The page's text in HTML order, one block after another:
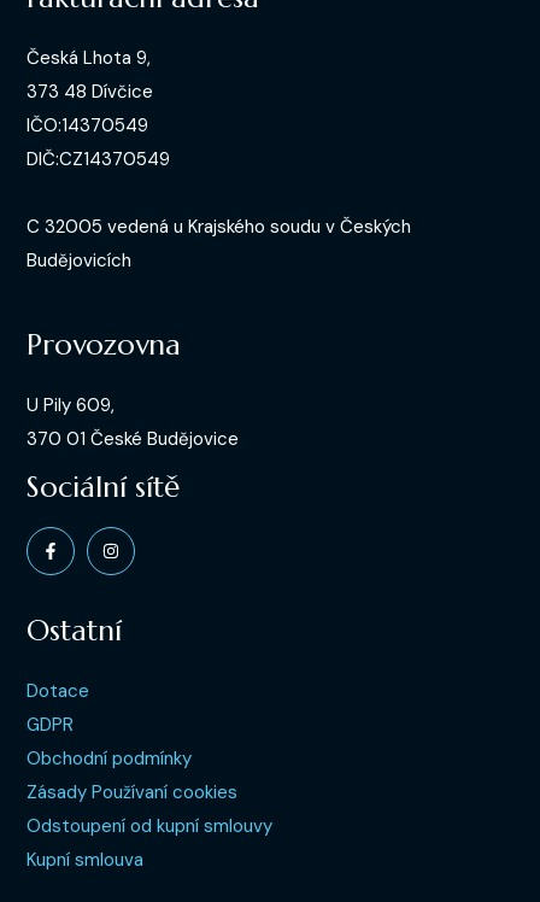
Česká Lhota 9,
373 48 Dívčice
IČO:14370549
DIČ:CZ14370549
C 32005 vedená u Krajského soudu v Českých
Budějovicích
Provozovna
U Pily 609,
370 01 České Budějovice
Sociální sítě
Ostatní
Dotace
GDPR
Obchodní podmínky
Zásady Používaní cookies
Odstoupení od kupní smlouvy
Kupní smlouva